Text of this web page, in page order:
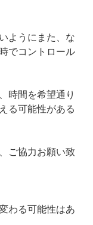
ようにまた、な
でコントロール
時間を希望通り
る可能性がある
ご協力お願い致
わる可能性はあ